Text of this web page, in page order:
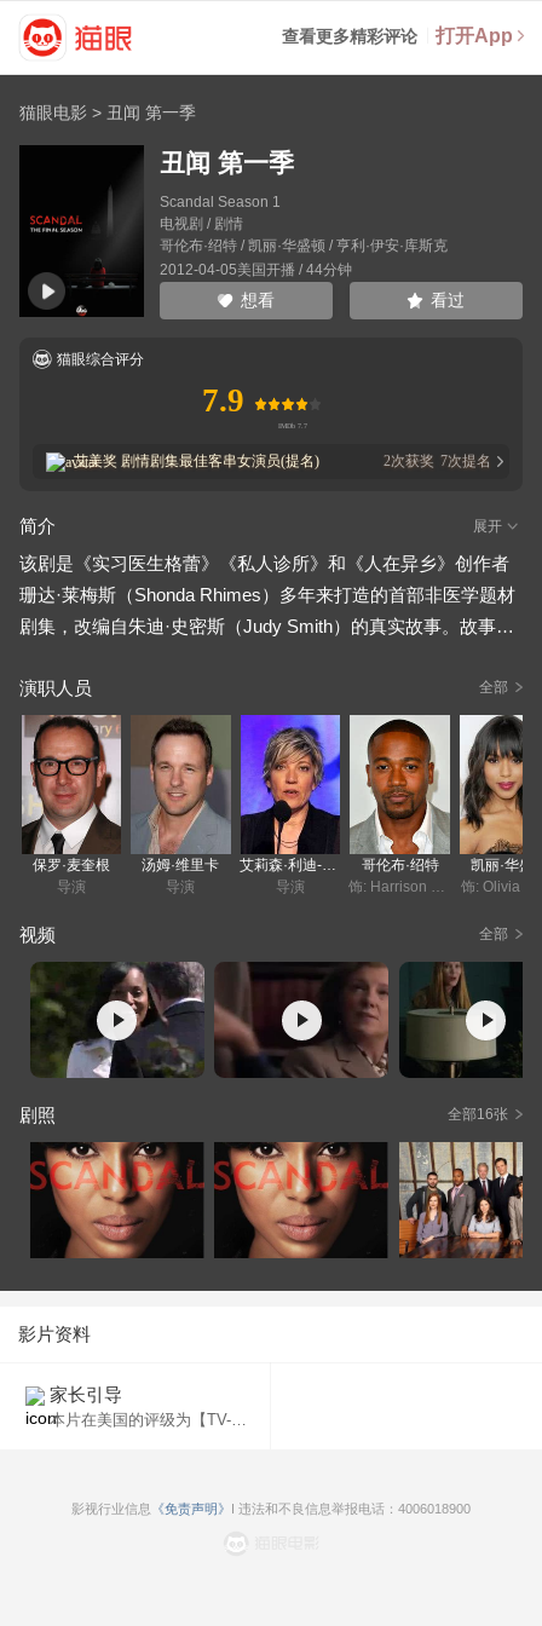
查看更多精彩评论 打开App
猫眼电影 > 丑闻 第一季
丑闻 第一季
Scandal Season 1
电视剧 / 剧情
哥伦布·绍特/ 凯丽·华盛顿 / 亨利·伊安·库斯克
2012-04-05美国开播 / 44分钟
想看 看过
猫眼综合评分
7.9
艾美奖 剧情剧集最佳客串女演员(提名) 2次获奖 7次提名
简介 展开
该剧是《实习医生格蕾》《私人诊所》和《人在异乡》创作者
珊达·莱梅斯（Shonda Rhimes）多年来打造的首部非医学题材
剧集，改编自朱迪·史密斯（Judy Smith）的真实故事。故事主
从媒体关系顾问到总统新闻顾问，奥利维亚·波普（Olivia Pop
e，凯丽·华盛顿（Kerry Washington）饰）一生都在守护美国的
秘密——对她而言，维护美国精英阶层的形象、防止各类丑闻
曝光对国家至关重要。小布什总统任期结束后，与布什关系密
切的奥利维亚离开了白宫，创办了自己的公关公司，期望开启
人生新篇——无论是工作还是生活。然而，她似乎难以完全摆
的生活，却对自己生活中出现的问题束手无策。
来自《迷失》的亨利·伊安·库斯克（Henry Ian Cusick）饰演男
主角斯蒂芬（Stephen），他是一名诉讼律师，为奥利维亚……
演职人员 全部
保罗·麦奎根
导演
汤姆·维里卡
导演
艾莉森·利迪-布朗
导演
哥伦布·绍特
饰: Harrison Wright
凯丽·华盛
饰: Olivia
视频 全部
剧照 全部16张
影片资料
家长引导
本片在美国的评级为【TV-14】（原始评级）。
影视行业信息 《免责声明》 I 违法和不良信息举报电话：4006018900